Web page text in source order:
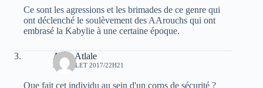
Ce sont les agressions et les brimades de ce genre qui
ont déclenché le soulèvement des AArouchs qui ont
embrasé la Kabylie à une certaine époque.
Atala Atlale
30 JUILLET 2017/22H21
Que fait cet individu au sein d'un corps de sécurité ?